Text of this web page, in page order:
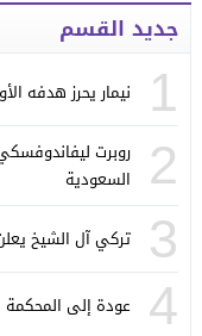
جديد القسم
1 نيمار يحرز هدفه
2
روبرت
السعودية
3 تركي آل الشيخ
4 عودة إلى المحكمة